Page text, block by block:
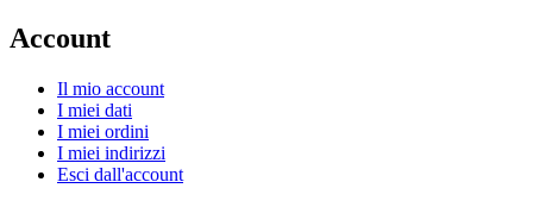
Account
Il mio account
I miei dati
I miei ordini
I miei indirizzi
Esci dall'account